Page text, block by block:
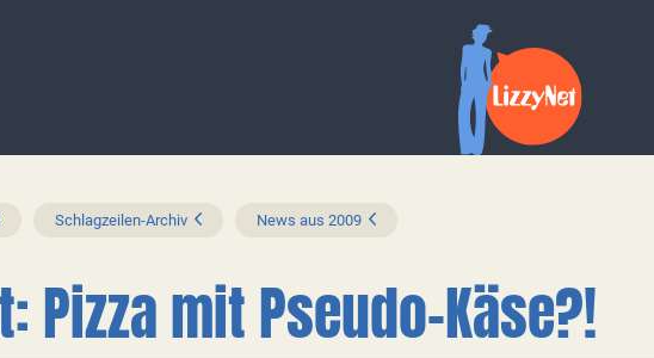
Schlagzeilen-Archiv News aus 2009
Pizza mit Pseudo-Käse?!